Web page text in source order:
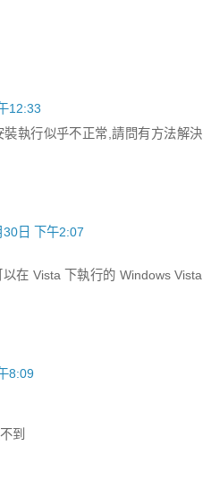
12:33
執行似乎不正常,請問有方法解決
30日 下午2:07
在 Vista 下執行的 Windows Vista
8:09
到